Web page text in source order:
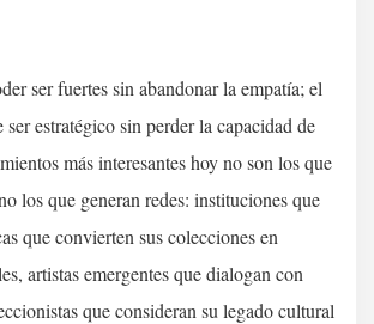
ser fuertes sin abandonar la empatía; el
estratégico sin perder la capacidad de
más interesantes hoy no son los que
los que generan redes: instituciones que
que convierten sus colecciones en
artistas emergentes que dialogan con
que consideran su legado cultural